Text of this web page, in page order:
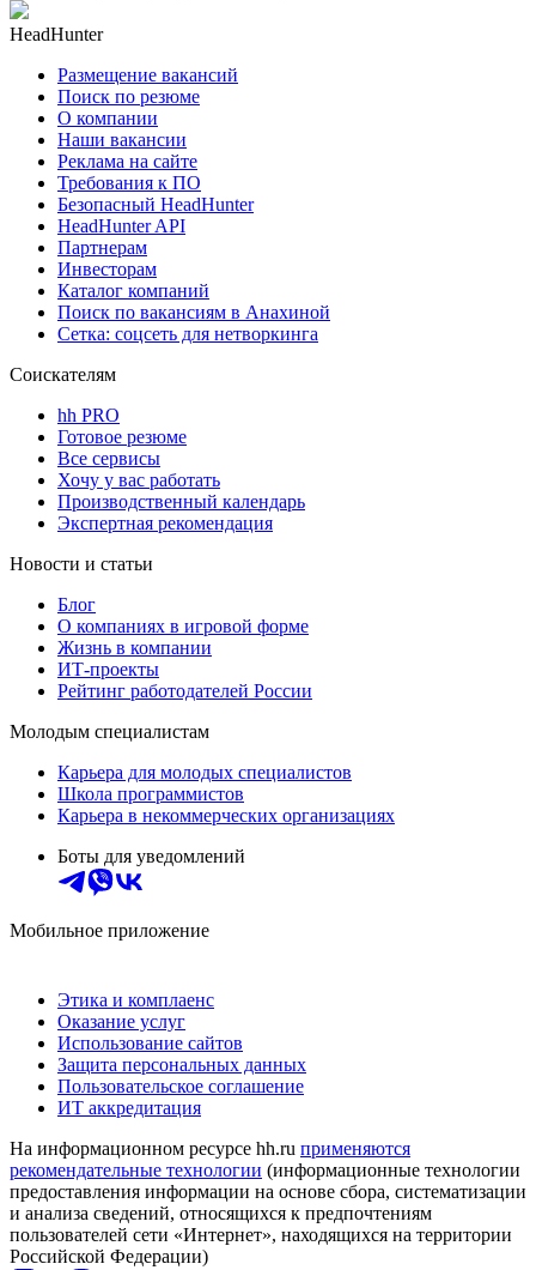
HeadHunter
Размещение вакансий
Поиск по резюме
О компании
Наши вакансии
Реклама на сайте
Требования к ПО
Безопасный HeadHunter
HeadHunter API
Партнерам
Инвесторам
Каталог компаний
Поиск по вакансиям в Анахиной
Сетка: соцсеть для нетворкинга
Соискателям
hh PRO
Готовое резюме
Все сервисы
Хочу у вас работать
Производственный календарь
Экспертная рекомендация
Новости и статьи
Блог
О компаниях в игровой форме
Жизнь в компании
ИТ-проекты
Рейтинг работодателей России
Молодым специалистам
Карьера для молодых специалистов
Школа программистов
Карьера в некоммерческих организациях
Боты для уведомлений
Мобильное приложение
Этика и комплаенс
Оказание услуг
Использование сайтов
Защита персональных данных
Пользовательское соглашение
ИТ аккредитация
На информационном ресурсе hh.ru применяются
рекомендательные технологии (информационные технологии
предоставления информации на основе сбора, систематизации
и анализа сведений, относящихся к предпочтениям
пользователей сети «Интернет», находящихся на территории
Российской Федерации)